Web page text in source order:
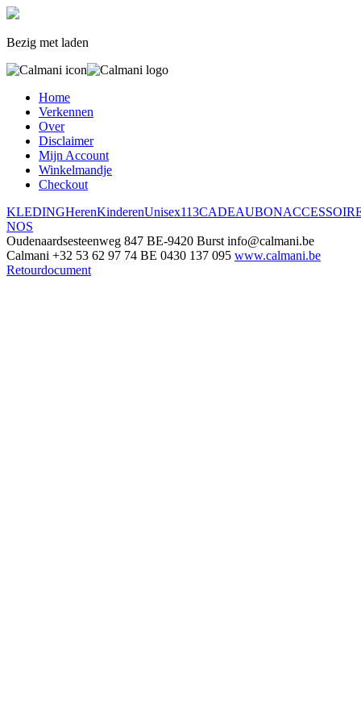
Bezig met laden
Home
Verkennen
Over
Disclaimer
Mijn Account
Winkelmandje
Checkout
KLEDINGHerenKinderenUnisex113CADEAUBON
NOS
Oudenaardsesteenweg 847 BE-9420 Burst info@calmani.be
Calmani +32 53 62 97 74 BE 0430 137 095 www.calmani.be
Retourdocument